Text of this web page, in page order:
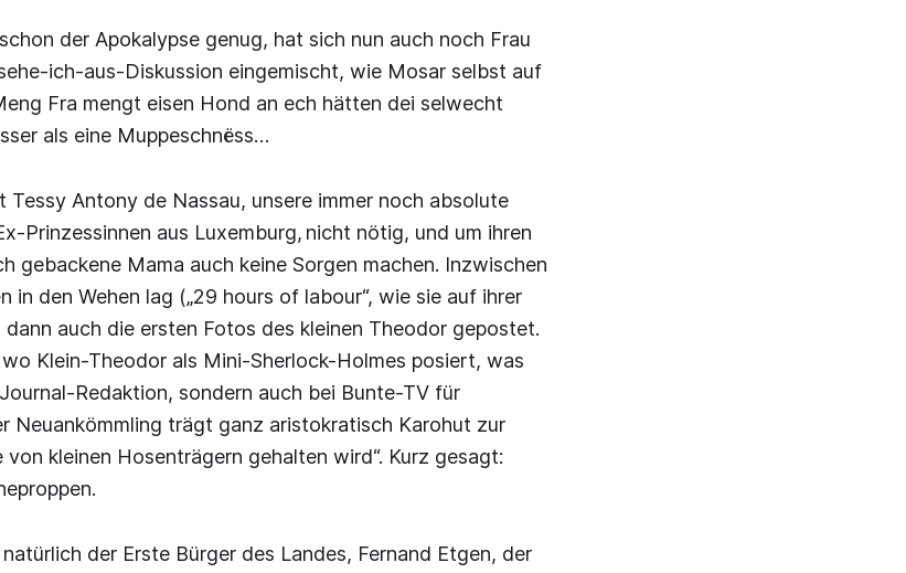
der Apokalypse genug, hat sich nun auch noch Frau
ich-aus-Diskussion eingemischt, wie Mosar selbst auf
Fra mengt eisen Hond an ech hätten dei selwecht
als eine Muppeschnëss…
Tessy Antony de Nassau, unsere immer noch absolute
Prinzessinnen aus Luxemburg, nicht nötig, und um ihren
gebackene Mama auch keine Sorgen machen. Inzwischen
in den Wehen lag („29 hours of labour“, wie sie auf ihrer
auch die ersten Fotos des kleinen Theodor gepostet.
Klein-Theodor als Mini-Sherlock-Holmes posiert, was
Redaktion, sondern auch bei Bunte-TV für
Neuankömmling trägt ganz aristokratisch Karohut zur
von kleinen Hosenträgern gehalten wird“. Kurz gesagt:
der Erste Bürger des Landes, Fernand Etgen, der